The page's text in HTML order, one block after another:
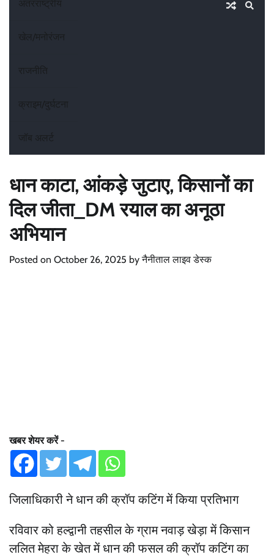
अंतरराष्ट्रीय
खेल/मनोरंजन
राजनीति
क्राइम/दुर्घटना
जॉब अलर्ट
धान काटा, आंकड़े जुटाए, किसानों का
दिल जीता_DM रयाल का अनूठा
अभियान
Posted on October 26, 2025 byनैनीताल लाइव डेस्क
खबर शेयर करें -
जिलाधिकारी ने धान की क्रॉप कटिंग में किया प्रतिभाग
रविवार को हल्द्वानी तहसील के ग्राम नवाड़ खेड़ा में किसान
ललित मेहरा के खेत में धान की फसल की क्रॉप कटिंग का